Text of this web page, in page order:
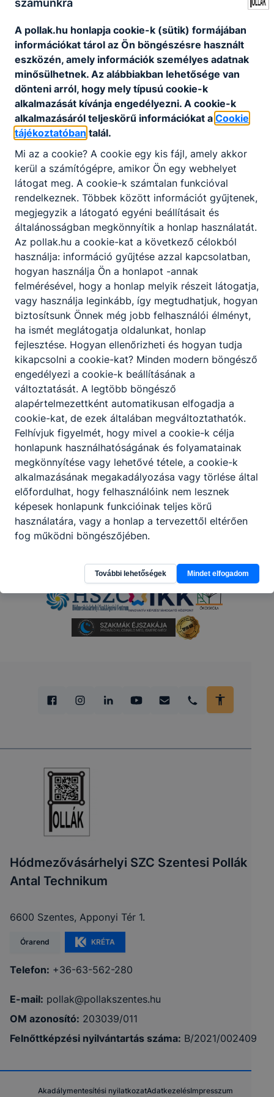
motivációs levelét és végzettséget tanúsító
okiratok másolatát postai úton Kincses Tímea
főigazgató részére a 6800 Hódmezővásárhely,
Bajcsy-Zsilinszky út 7-9. száma alá és
elektronikus úton Kovács Attila igazgató részére
az akovacs@pollakszentes.hu email címre
kéjük
elküldeni legkésőbb 2025. szeptember 15-ig.
Szolgálati lakást biztosítunk.
Várjuk jelentkezését!
Jelentkezés az állásra
Megosztás
Partnereink
Hódmezővásárhelyi SZC Szentesi Pollák
Antal Technikum
6600 Szentes, Apponyi Tér 1.
Órarend KRÉTA
Telefon: +36-63-562-280
E-mail: pollak@pollakszentes.hu
OM azonosító: 203039/011
Felnőttképzési nyilvántartás száma: B/2021/002409
Akadálymentesítési nyilatkozatAdatkezelésImpresszum
számunkra
A pollak.hu honlapja cookie-k (sütik) formájában
információkat tárol az Ön böngészésre használt
eszközén, amely információk személyes adatnak
minősülhetnek. Az alábbiakban lehetősége van
dönteni arról, hogy mely típusú cookie-k
alkalmazását kívánja engedélyezni. A cookie-k
alkalmazásáról teljeskörű információkat a Cookie
tájékoztatóban talál.
Mi az a cookie? A cookie egy kis fájl, amely akkor
kerül a számítógépre, amikor Ön egy webhelyet
látogat meg. A cookie-k számtalan funkcióval
rendelkeznek. Többek között információt gyűjtenek,
megjegyzik a látogató egyéni beállításait és
általánosságban megkönnyítik a honlap használatát.
Az pollak.hu a cookie-kat a következő célokból
használja: információ gyűjtése azzal kapcsolatban,
hogyan használja Ön a honlapot -annak
felmérésével, hogy a honlap melyik részeit látogatja,
vagy használja leginkább, így megtudhatjuk, hogyan
biztosítsunk Önnek még jobb felhasználói élményt,
ha ismét meglátogatja oldalunkat, honlap
fejlesztése. Hogyan ellenőrizheti és hogyan tudja
kikapcsolni a cookie-kat? Minden modern böngésző
engedélyezi a cookie-k beállításának a
változtatását. A legtöbb böngésző
alapértelmezettként automatikusan elfogadja a
cookie-kat, de ezek általában megváltoztathatók.
Felhívjuk figyelmét, hogy mivel a cookie-k célja
honlapunk használhatóságának és folyamatainak
megkönnyítése vagy lehetővé tétele, a cookie-k
alkalmazásának megakadályozása vagy törlése által
előfordulhat, hogy felhasználóink nem lesznek
képesek honlapunk funkcióinak teljes körű
használatára, vagy a honlap a tervezettől eltérően
fog működni böngészőjében.
További lehetőségek Mindet elfogadom